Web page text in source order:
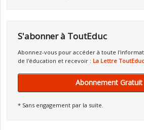
S'abonner à ToutEduc
Abonnez-vous pour accéder à toute
de l'éducation et recevoir : La Lettre ToutEduc
Abonnement
* Sans engagement par la suite.